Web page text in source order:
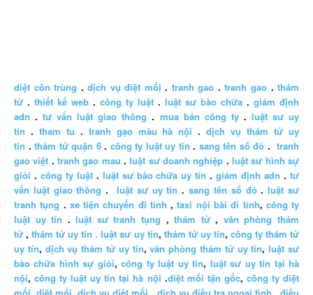
diệt côn trùng .dịch vụ diệt mối . tranh gao .tranh gao .thám
tử . thiết kế web . công ty luật . luật sư bào chữa . giám định
adn .tư vấn luật giao thông . mua bán công ty. luật sư uy
tín . tham tu . tranh gạo màu hà nội .dịch vụ thám tử uy
tín .thám tử quận 6. công ty luật uy tín . sang tên sổ đỏ .tranh
gao việt .tranh gao mau .luật sư doanh nghiệp .luật sư hình sự
giỏi . công ty luật. luật sư bào chữa uy tín .giám định adn .tư
vấn luật giao thông . luật sư uy tín .sang tên sổ đỏ.luật sư
tranh tụng . xe tiện chuyến đi tỉnh ,taxi nội bài đi tỉnh, công ty
luật uy tín .luật sư tranh tụng ,thám tử, văn phòng thám
tử ,thám tử uy tín . luật sư uy tín, thám tử uy tín, công ty thám tử
uy tín, dịch vụ thám tử uy tín,văn phòng thám tử uy tín,luật sư
bào chữa hình sự giỏi,công ty luật uy tín, luật sư uy tín tại hà
nội,công ty luật uy tín tại hà nội .diệt mối tận gốc, công ty diệt